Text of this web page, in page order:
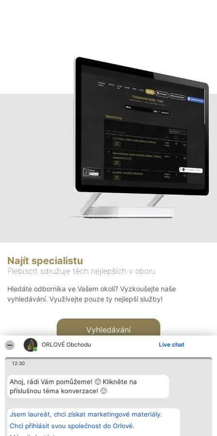
ORLOVÉ Obchodu Live chat
12:30
Ahoj, rádi Vám pomůžeme! 🙂 Klikněte na
příslušnou téma konverzace! 🙂
Jsem laureát, chci získat marketingové materiály.
Chci přihlásit svou společnost do Orlové.
Najít specialistu
Plebiscit sdružuje těch nejlepších v oboru
Hledáte odborníka ve Vašem okolí? Vyzkoušejte naše
vyhledávání. Využívejte pouze ty nejlepší služby!
Vyhledávání
Bright Side Solutions sp. z o.
o. sp. k.
ul. Ruska 22
Wrocław 50-079
Vítězové
Seznam všech
laureátů
Zásady
Kontakt